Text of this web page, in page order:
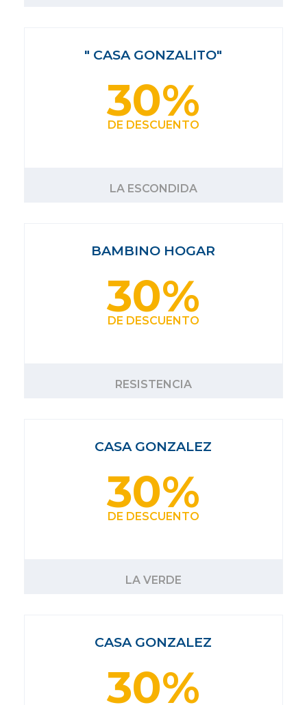
" CASA GONZALITO"
30%
DE DESCUENTO
LA ESCONDIDA
BAMBINO HOGAR
30%
DE DESCUENTO
RESISTENCIA
CASA GONZALEZ
30%
DE DESCUENTO
LA VERDE
CASA GONZALEZ
30%